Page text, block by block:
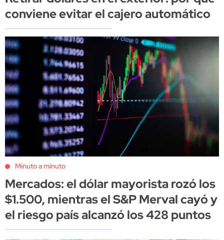
conviene evitar el cajero automático
Minuto a minuto
Mercados: el dólar mayorista rozó los
$1.500, mientras el S&P Merval cayó y
el riesgo país alcanzó los 428 puntos